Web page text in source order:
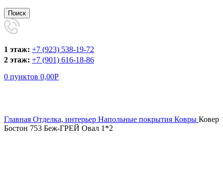
Поиск
1 этаж: +7 (923) 538-19-72
2 этаж: +7 (901) 616-18-86
0 пунктов 0,00Р
Главная Отделка, интерьер Напольные покрытия Ковры Ковер
Бостон 753 Беж-ГРЕЙ Овал 1*2